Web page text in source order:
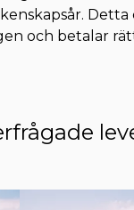
och betalar rätt